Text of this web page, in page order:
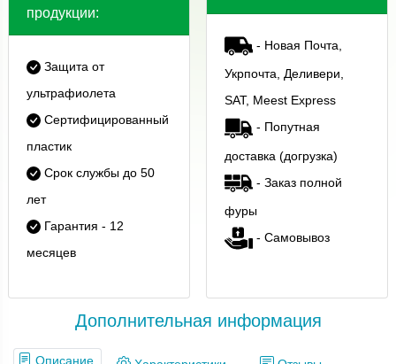
продукции:
Защита от
ультрафиолета
Сертифицированный
пластик
Срок службы до 50
лет
Гарантия - 12
месяцев
- Новая Почта,
Укрпочта, Деливери,
SAT, Meest Express
- Попутная
доставка (догрузка)
- Заказ полной
фуры
- Самовывоз
Дополнительная информация
Описание